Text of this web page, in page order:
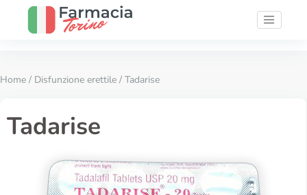
Home / Disfunzione erettile / Tadarise
Tadarise